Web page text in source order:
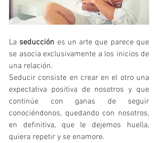
La seducción es un arte que parece que
se asocia exclusivamente a los inicios de
una relación.
Seducir consiste en crear en el otro una
expectativa positiva de nosotros y que
continúe con ganas de seguir
conociéndonos, quedando con nosotros,
en definitiva, que le dejemos huella,
quiera repetir y se enamore.